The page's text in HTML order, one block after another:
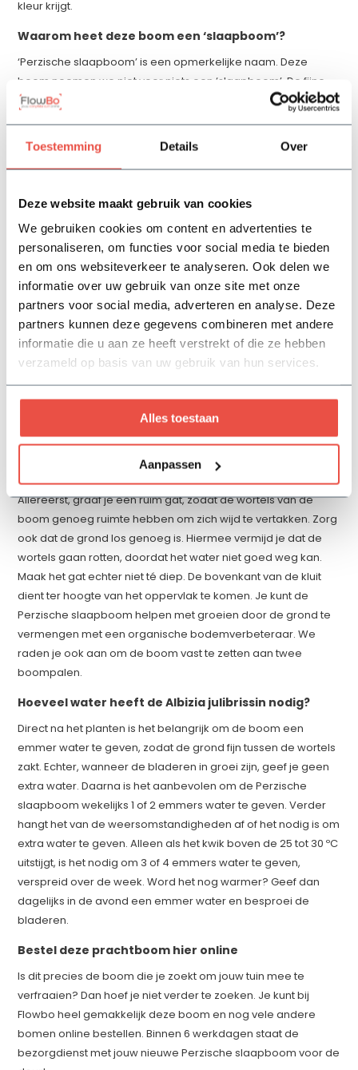
Toestemming Details Over
Deze website maakt gebruik van cookies
We gebruiken cookies om content en advertenties te
personaliseren, om functies voor social media te bieden
en om ons websiteverkeer te analyseren. Ook delen we
informatie over uw gebruik van onze site met onze
partners voor social media, adverteren en analyse. Deze
partners kunnen deze gegevens combineren met andere
informatie die u aan ze heeft verstrekt of die ze hebben
verzameld op basis van uw gebruik van hun services.
Alles toestaan
Aanpassen
kleur krijgt.
Waarom heet deze boom een ‘slaapboom’?
‘Perzische slaapboom’ is een opmerkelijke naam. Deze
boom noemen we niet voor niets een ‘slaapboom’. De fijne
blaadjes die op die van een varen lijken, sluiten zich namelijk
weg van de mimosa, daar is hij dan ook aan verwant. De
mimosa of ‘Kruidje-roer-me-niet’ klapt dicht als je hem
elke avond zijn dubbel geveerde bladeren.
Wel of niet snoeien?
Het is niet nodig om de Perzische slaapboom te snoeien. Heb
je de ruimte en groeit hij mooi naar wens, dan kun je hem
gewoon met rust laten. Na de schitterende bloemen in de
zomer, ontdek je in het najaar peulen met zaden aan deze
boom. In warme klimaten verliest deze boom zijn blad niet,
maar in ons klimaat zal de Perzische slaapboom in de winter
wel zijn blad laten vallen. Wil je de boom graag wat snoeien,
dan doe je dat het best in het voorjaar.
Tips voor het planten van de slaapboom
Heb je geen of weinig ervaring met bomen planten? Dan
geven we je hier enkele tips, waardoor je de Perzische
slaapboom op de juiste manier in de grond kunt zetten.
Allereerst, graaf je een ruim gat, zodat de wortels van de
boom genoeg ruimte hebben om zich wijd te vertakken. Zorg
ook dat de grond los genoeg is. Hiermee vermijd je dat de
wortels gaan rotten, doordat het water niet goed weg kan.
Maak het gat echter niet té diep. De bovenkant van de kluit
dient ter hoogte van het oppervlak te komen. Je kunt de
Perzische slaapboom helpen met groeien door de grond te
vermengen met een organische bodemverbeteraar. We
raden je ook aan om de boom vast te zetten aan twee
boompalen.
Hoeveel water heeft de Albizia julibrissin nodig?
Direct na het planten is het belangrijk om de boom een
emmer water te geven, zodat de grond fijn tussen de wortels
zakt. Echter, wanneer de bladeren in groei zijn, geef je geen
extra water. Daarna is het aanbevolen om de Perzische
slaapboom wekelijks 1 of 2 emmers water te geven. Verder
hangt het van de weersomstandigheden af of het nodig is om
extra water te geven. Alleen als het kwik boven de 25 tot 30 ºC
uitstijgt, is het nodig om 3 of 4 emmers water te geven,
verspreid over de week. Word het nog warmer? Geef dan
dagelijks in de avond een emmer water en besproei de
bladeren.
Bestel deze prachtboom hier online
Is dit precies de boom die je zoekt om jouw tuin mee te
verfraaien? Dan hoef je niet verder te zoeken. Je kunt bij
Flowbo heel gemakkelijk deze boom en nog vele andere
bomen online bestellen. Binnen 6 werkdagen staat de
bezorgdienst met jouw nieuwe Perzische slaapboom voor de